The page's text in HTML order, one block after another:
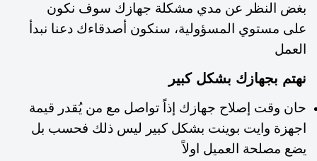
بغض النظر عن مدي مشكلة جهازك سوف نكون
على مستوي المسؤولية، سنكون أصدقاءك دعنا نبدأ
العمل
نهتم بجهازك بشكل كبير
حان وقت إصلاح جهازك إذاً تواصل مع من يُقدر قيمة
اجهزة وايت بوينت بشكل كبير ليس ذلك فحسب بل
يضع مصلحة العميل اولاً